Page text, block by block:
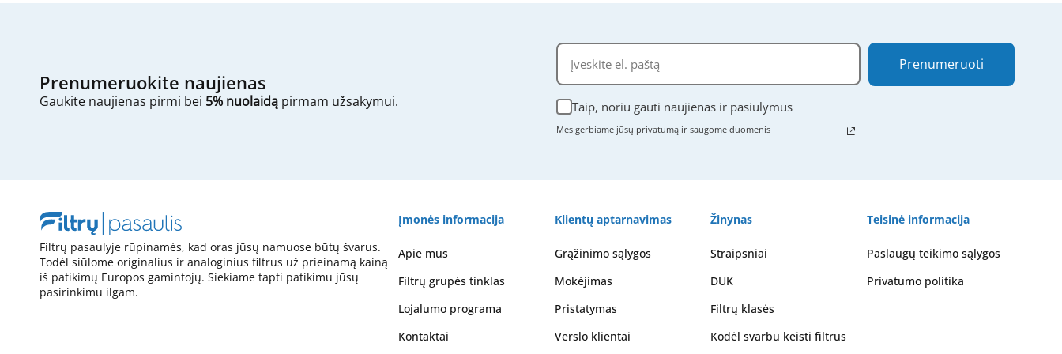
Prenumeruokite naujienas
Gaukite naujienas pirmi bei 5% nuolaidą pirmam užsakymui. Taip, noriu gauti naujienas ir pasiūlymus
Mes gerbiame jūsų privatumą ir saugome duomenis
Prenumeruoti
Filtrų pasaulyje rūpinamės, kad oras jūsų namuose būtų švarus.
Todėl siūlome originalius ir analoginius filtrus už prieinamą kainą
iš patikimų Europos gamintojų. Siekiame tapti patikimu jūsų
pasirinkimu ilgam.
Įmonės informacija
Apie mus
Filtrų grupės tinklas
Lojalumo programa
Kontaktai
Klientų aptarnavimas
Grąžinimo sąlygos
Mokėjimas
Pristatymas
Verslo klientai
Žinynas
Straipsniai
DUK
Filtrų klasės
Kodėl svarbu keisti filtrus
Teisinė informacija
Paslaugų teikimo sąlygos
Privatumo politika